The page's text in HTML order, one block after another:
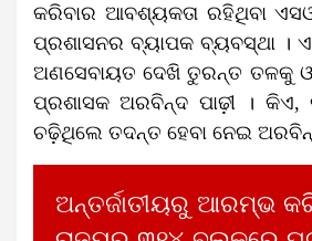
କରିବାର ଆବଶ୍ୟକତା ରହିଥିବା
ପ୍ରଶାସନର ବ୍ୟାପକ ବ୍ୟବସ୍ଥା ।
ଅଣସେବାୟତ ଦେଖି ତୁରନ୍ତ ତଳକୁ
ପ୍ରଶାସକ ଅରବିନ୍ଦ ପାଢ଼ୀ ।
ଚଢ଼ିଥିଲେ ତଦନ୍ତ ହେବା ନେଇ
ଅନ୍ତର୍ଜାତୀୟରୁ ଆରମ୍ଭ